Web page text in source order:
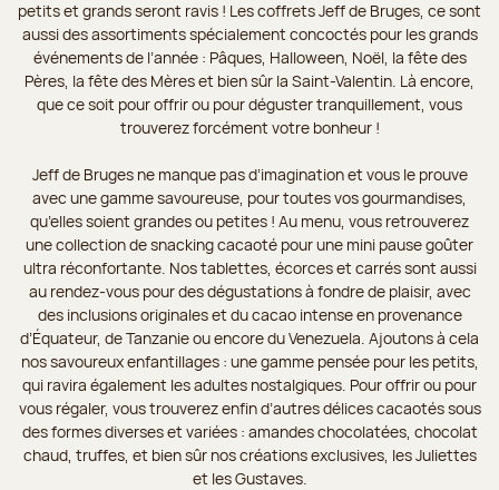
petits et grands seront ravis ! Les coffrets Jeff de Bruges, ce sont
aussi des assortiments spécialement concoctés pour les grands
événements de l’année : Pâques, Halloween, Noël, la fête des
Pères, la fête des Mères et bien sûr la Saint-Valentin. Là encore,
que ce soit pour offrir ou pour déguster tranquillement, vous
trouverez forcément votre bonheur !
Jeff de Bruges ne manque pas d’imagination et vous le prouve
avec une gamme savoureuse, pour toutes vos gourmandises,
qu’elles soient grandes ou petites ! Au menu, vous retrouverez
une collection de snacking cacaoté pour une mini pause goûter
ultra réconfortante. Nos tablettes, écorces et carrés sont aussi
au rendez-vous pour des dégustations à fondre de plaisir, avec
des inclusions originales et du cacao intense en provenance
d’Équateur, de Tanzanie ou encore du Venezuela. Ajoutons à cela
nos savoureux enfantillages : une gamme pensée pour les petits,
qui ravira également les adultes nostalgiques. Pour offrir ou pour
vous régaler, vous trouverez enfin d’autres délices cacaotés sous
des formes diverses et variées : amandes chocolatées, chocolat
chaud, truffes, et bien sûr nos créations exclusives, les Juliettes
et les Gustaves.